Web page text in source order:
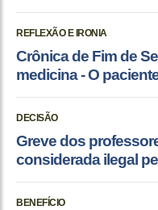
REFLEXÃO E IRONIA
Crônica de Fim de
medicina - O
DECISÃO
Greve dos
considerada ilegal
BENEFÍCIO